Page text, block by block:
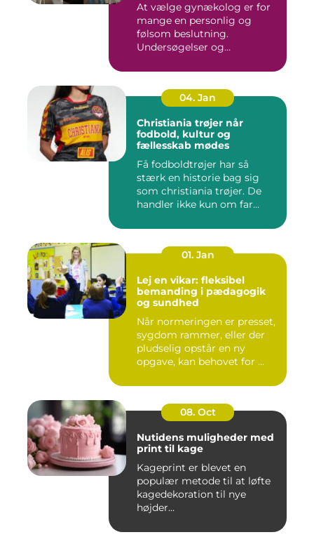
At vælge gynækolog er for
mange en personlig og
følsom beslutning.
Undersøgelser og
04. Jan
Christiania trøjer når
fodbold, kultur og
fællesskab mødes
Få fodboldtrøjer har så
stærk en historie bag sig
som christiania trøjer. De
handler ikke kun om far...
01. Jan
Lej en vikar: fleksibel
bemanding i pædagogik
og sundhed
Når normeringen er presset,
sygdom rammer, eller der
pludselig opstår en ny
opgave, kan behovet for ...
08. Oct
Nutidens muligheder med
print til kage
Kageprint er blevet en
populær metode til at løfte
kagedekoration til nye
højder...